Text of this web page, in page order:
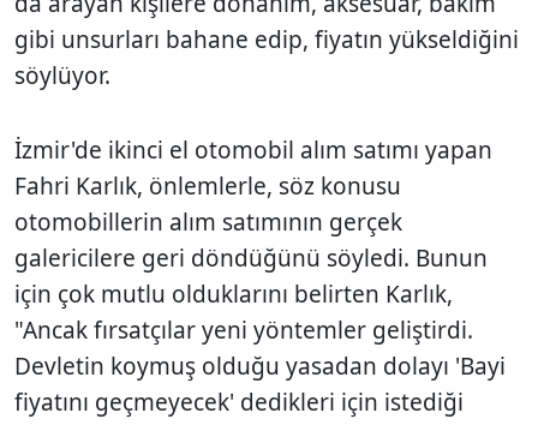
gibi unsurları bahane edip, fiyatın yükseldiğini
söylüyor.
İzmir'de ikinci el otomobil alım satımı yapan
Fahri Karlık, önlemlerle, söz konusu
otomobillerin alım satımının gerçek
galericilere geri döndüğünü söyledi. Bunun
için çok mutlu olduklarını belirten Karlık,
"Ancak fırsatçılar yeni yöntemler geliştirdi.
Devletin koymuş olduğu yasadan dolayı 'Bayi
fiyatını geçmeyecek' dedikleri için istediği